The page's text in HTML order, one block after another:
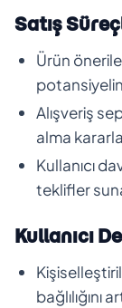
Satış
Ürün
Alışveriş
alma
Kullanıcı
teklifler
Kullanıcı
bağlılığını